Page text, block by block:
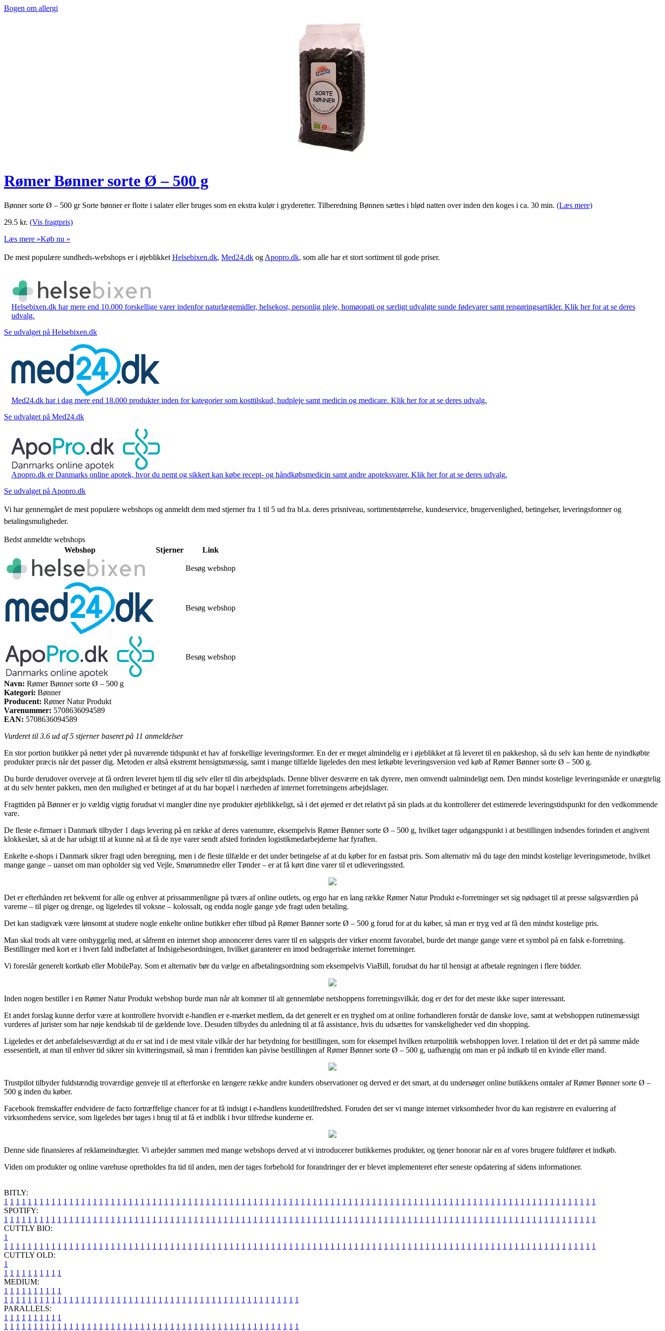
Bogen om allergi
Rømer Bønner sorte Ø – 500 g
Bønner sorte Ø – 500 gr Sorte bønner er flotte i salater eller bruges som en ekstra kulør i gryderetter. Tilberedning Bønnen sættes i blød natten over inden den koges i ca. 30 min. (Læs mere)
29.5 kr. (Vis fragtpris)
Læs mere »Køb nu »
De mest populære sundheds-webshops er i øjeblikket Helsebixen.dk, Med24.dk og Apopro.dk, som alle har et stort sortiment til gode priser.
Helsebixen.dk har mere end 10.000 forskellige varer indenfor naturlægemidler, helsekost, personlig pleje, homøopati og særligt udvalgte sunde fødevarer samt rengøringsartikler. Klik her for at se deres
udvalg.
Se udvalget på Helsebixen.dk
Med24.dk har i dag mere end 18.000 produkter inden for kategorier som kosttilskud, hudpleje samt medicin og medicare. Klik her for at se deres udvalg.
Se udvalget på Med24.dk
Apopro.dk er Danmarks online apotek, hvor du nemt og sikkert kan købe recept- og håndkøbsmedicin samt andre apoteksvarer. Klik her for at se deres udvalg.
Se udvalget på Apopro.dk
Vi har gennemgået de mest populære webshops og anmeldt dem med stjerner fra 1 til 5 ud fra bl.a. deres prisniveau, sortimentstørrelse, kundeservice, brugervenlighed, betingelser, leveringsformer og
betalingsmuligheder.
Bedst anmeldte webshops
Webshop
Stjerner Link
Besøg webshop
Besøg webshop
Besøg webshop
Navn: Rømer Bønner sorte Ø – 500 g
Kategori: Bønner
Producent: Rømer Natur Produkt
Varenummer: 5708636094589
EAN: 5708636094589
Vurderet til 3.6 ud af 5 stjerner baseret på 11 anmeldelser
En stor portion butikker på nettet yder på nuværende tidspunkt et hav af forskellige leveringsformer. En der er meget almindelig er i øjeblikket at få leveret til en pakkeshop, så du selv kan hente de nyindkøbte
produkter præcis når det passer dig. Metoden er altså ekstremt hensigtsmæssig, samt i mange tilfælde ligeledes den mest letkøbte leveringsversion ved køb af Rømer Bønner sorte Ø – 500 g.
Du burde derudover overveje at få ordren leveret hjem til dig selv eller til din arbejdsplads. Denne bliver desværre en tak dyrere, men omvendt ualmindeligt nem. Den mindst kostelige leveringsmåde er unægtelig
at du selv henter pakken, men den mulighed er betinget af at du har bopæl i nærheden af internet forretningens arbejdslager.
Fragttiden på Bønner er jo vældig vigtig forudsat vi mangler dine nye produkter øjeblikkeligt, så i det øjemed er det relativt på sin plads at du kontrollerer det estimerede leveringstidspunkt for den vedkommende
vare.
De fleste e-firmaer i Danmark tilbyder 1 dags levering på en række af deres varenumre, eksempelvis Rømer Bønner sorte Ø – 500 g, hvilket tager udgangspunkt i at bestillingen indsendes forinden et angivent
klokkeslæt, så at de har udsigt til at kunne nå at få de nye varer sendt afsted forinden logistikmedarbejderne har fyraften.
Enkelte e-shops i Danmark sikrer fragt uden beregning, men i de fleste tilfælde er det under betingelse af at du køber for en fastsat pris. Som alternativ må du tage den mindst kostelige leveringsmetode, hvilket
mange gange – uanset om man opholder sig ved Vejle, Smørumnedre eller Tønder – er at få kørt dine varer til et udleveringssted.
Det er efterhånden ret bekvemt for alle og enhver at prissammenligne på tværs af online outlets, og ergo har en lang række Rømer Natur Produkt e-forretninger set sig nødsaget til at presse salgsværdien på
varerne – til piger og drenge, og ligeledes til voksne – kolossalt, og endda nogle gange yde fragt uden betaling.
Det kan stadigvæk være lønsomt at studere nogle enkelte online butikker efter tilbud på Rømer Bønner sorte Ø – 500 g forud for at du køber, så man er tryg ved at få den mindst kostelige pris.
Man skal trods alt være omhyggelig med, at såfremt en internet shop annoncerer deres varer til en salgspris der virker enormt favorabel, burde det mange gange være et symbol på en falsk e-forretning.
Bestillinger med kort er i hvert fald indbefattet af Indsigelsesordningen, hvilket garanterer en imod bedrageriske internet forretninger.
Vi foreslår generelt kortkøb eller MobilePay. Som et alternativ bør du vælge en afbetalingsordning som eksempelvis ViaBill, forudsat du har til hensigt at afbetale regningen i flere bidder.
Inden nogen bestiller i en Rømer Natur Produkt webshop burde man når alt kommer til alt gennemløbe netshoppens forretningsvilkår, dog er det for det meste ikke super interessant.
Et andet forslag kunne derfor være at kontrollere hvorvidt e-handlen er e-mærket medlem, da det generelt er en tryghed om at online forhandleren forstår de danske love, samt at webshoppen rutinemæssigt
vurderes af jurister som har nøje kendskab til de gældende love. Desuden tilbydes du anledning til at få assistance, hvis du udsættes for vanskeligheder ved din shopping.
Ligeledes er det anbefalelsesværdigt at du er sat ind i de mest vitale vilkår der har betydning for bestillingen, som for eksempel hvilken returpolitik webshoppen lover. I relation til det er det på samme måde
essesentielt, at man til enhver tid sikrer sin kvitteringsmail, så man i fremtiden kan påvise bestillingen af Rømer Bønner sorte Ø – 500 g, uafhængig om man er på indkøb til en kvinde eller mand.
Trustpilot tilbyder fuldstændig troværdige genveje til at efterforske en længere række andre kunders observationer og derved er det smart, at du undersøger online butikkens omtaler af Rømer Bønner sorte Ø –
500 g inden du køber.
Facebook fremskaffer endvidere de facto fortræffelige chancer for at få indsigt i e-handlens kundetilfredshed. Foruden det ser vi mange internet virksomheder hvor du kan registrere en evaluering af
virksomhedens service, som ligeledes bør tages i brug til at få et indblik i hvor tilfredse kunderne er.
Denne side finansieres af reklameindtægter. Vi arbejder sammen med mange webshops derved at vi introducerer butikkernes produkter, og tjener honorar når en af vores brugere fuldfører et indkøb.
Viden om produkter og online varehuse opretholdes fra tid til anden, men der tages forbehold for forandringer der er blevet implementeret efter seneste opdatering af sidens informationer.
BITLY:
1 1 1 1 1 1 1 1 1 1 1 1 1 1 1 1 1 1 1 1 1 1 1 1 1 1 1 1 1 1 1 1 1 1 1 1 1 1 1 1 1 1 1 1 1 1 1 1 1 1 1 1 1 1 1 1 1 1 1 1 1 1 1 1 1 1 1 1 1 1 1 1 1 1 1 1 1 1 1 1 1 1 1 1 1 1 1 1 1 1 1 1 1 1 1 1 1 1 1 1
SPOTIFY:
1 1 1 1 1 1 1 1 1 1 1 1 1 1 1 1 1 1 1 1 1 1 1 1 1 1 1 1 1 1 1 1 1 1 1 1 1 1 1 1 1 1 1 1 1 1 1 1 1 1 1 1 1 1 1 1 1 1 1 1 1 1 1 1 1 1 1 1 1 1 1 1 1 1 1 1 1 1 1 1 1 1 1 1 1 1 1 1 1 1 1 1 1 1 1 1 1 1 1 1
CUTTLY BIO:
1
1 1 1 1 1 1 1 1 1 1 1 1 1 1 1 1 1 1 1 1 1 1 1 1 1 1 1 1 1 1 1 1 1 1 1 1 1 1 1 1 1 1 1 1 1 1 1 1 1 1 1 1 1 1 1 1 1 1 1 1 1 1 1 1 1 1 1 1 1 1 1 1 1 1 1 1 1 1 1 1 1 1 1 1 1 1 1 1 1 1 1 1 1 1 1 1 1 1 1 1
CUTTLY OLD:
1
1 1 1 1 1 1 1 1 1 1
MEDIUM:
1 1 1 1 1 1 1 1 1 1
1 1 1 1 1 1 1 1 1 1 1 1 1 1 1 1 1 1 1 1 1 1 1 1 1 1 1 1 1 1 1 1 1 1 1 1 1 1 1 1 1 1 1 1 1 1 1 1 1 1
PARALLELS:
1 1 1 1 1 1 1 1 1 1
1 1 1 1 1 1 1 1 1 1 1 1 1 1 1 1 1 1 1 1 1 1 1 1 1 1 1 1 1 1 1 1 1 1 1 1 1 1 1 1 1 1 1 1 1 1 1 1 1 1